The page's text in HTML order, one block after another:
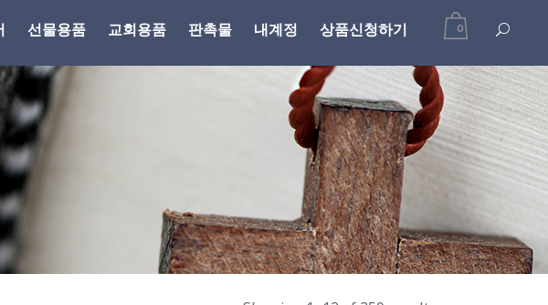
0
선물용품 교회용품 판촉물 내계정 상품신청하기